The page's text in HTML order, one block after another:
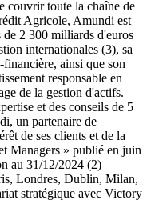
couvrir toute la chaîne de
Agricole, Amundi est
de 2 300 milliards d'euros
internationales (3), sa
financière, ainsi que son
responsable en
de la gestion d'actifs.
et des conseils de 5
un partenaire de
de ses clients et de la
Managers » publié en juin
au 31/12/2024 (2)
Londres, Dublin, Milan,
stratégique avec Victory